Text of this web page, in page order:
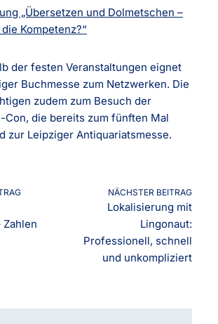
„Übersetzen und Dolmetschen –
Kompetenz?“
der festen Veranstaltungen eignet
Buchmesse zum Netzwerken. Die
zudem zum Besuch der
Con, die bereits zum fünften Mal
zur Leipziger Antiquariatsmesse.
NÄCHSTER BEITRAG
Lokalisierung mit
Lingonaut:
Professionell, schnell
und unkompliziert